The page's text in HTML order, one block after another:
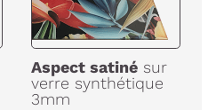
Aspect satiné sur
verre synthétique
3mm